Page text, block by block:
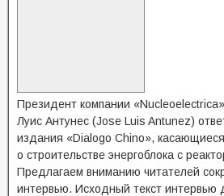
Президент компании
Луис Антунес (Jose Luis Antunez)
издания «Dialogo Chino»,
о строительстве энергоблока с
Предлагаем вниманию читателей
интервью. Исходный текст интервью